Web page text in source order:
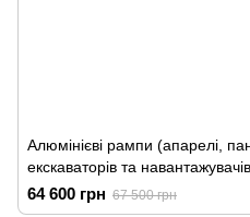
Алюмінієві рампи (апарелі,
екскаваторів та
64 600 грн 67 500 грн